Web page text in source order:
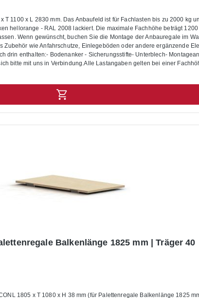
1100 x L 2830 mm. Das Anbaufeld ist für Fachlasten bis zu 2000 kg
hellorange - RAL 2008 lackiert. Die maximale Fachhöhe beträgt
Wenn gewünscht, buchen Sie die Montage der Anbauregale im
wie Anfahrschutze, Einlegeböden oder andere ergänzende
drin enthalten:- Bodenanker - Sicherungsstifte- Unterblech-
bitte mit uns in Verbindung.Alle Lastangaben gelten bei einer
erfolgt zerlegt mit Aufbauanleitung.
Balkenlänge 1825 mm | Träger 40
1805 x T 1080 x H 38 mm (für Palettenregale Balkenlänge 1825